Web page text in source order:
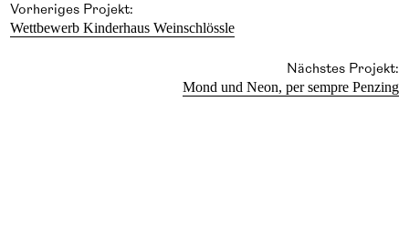
Vorheriges Projekt:
Wettbewerb Kinderhaus Weinschlössle
Nächstes Projekt:
Mond und Neon, per sempre Penzing